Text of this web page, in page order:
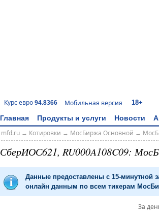
Курс евро 94.8366 Мобильная версия 18+
Главная Продукты и услуги Новости
mfd.ru→ Котировки → МосБиржа Основной →
СберИОС621, RU000A108C09:
Данные предоставлены с 15-минутной
онлайн данным по всем тикерам
За